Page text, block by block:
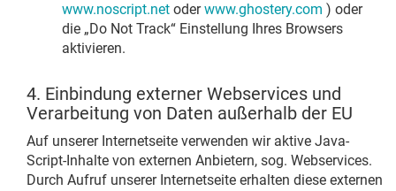
www.noscript.net oderwww.ghostery.com ) oder
die „Do Not Track“ Einstellung Ihres Browsers
aktivieren.
4. Einbindung externer Webservices und
Verarbeitung von Daten außerhalb der EU
Auf unserer Internetseite verwenden wir aktive Java-
Script-Inhalte von externen Anbietern, sog. Webservices.
Durch Aufruf unserer Internetseite erhalten diese externen